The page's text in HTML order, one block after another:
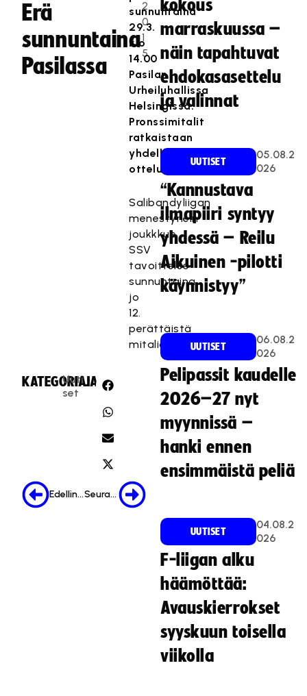
Erä
sunnuntaina
Pasilassa
2
0
1
5
sunnuntaina
29.3.
klo
14.00
Pasilan
Urheiluhallissa
Helsingissä.
Pronssimitalit
ratkaistaan
yhdellä
ottelulla.
Salibandyliigan
menestynein
joukkkue
SSV
tavoittelee
sunnuntaina
jo
12.
perättäistä
mitaliaan.
KATEGORIA:
Uuti
set
JAA:
Edellinen Seuraava
kokous
marraskuussa –
näin tapahtuvat
ehdokasasettelu
ja valinnat
UUTISET
05.08.2
026
“Kannustava
ilmapiiri syntyy
yhdessä – Reilu
Aikuinen -pilotti
käynnistyy”
UUTISET
06.08.2
026
Pelipassit kaudelle
2026–27 nyt
myynnissä –
hanki ennen
ensimmäistä peliä
UUTISET
04.08.2
026
F-liigan alku
häämöttää:
Avauskierrokset
syyskuun toisella
viikolla